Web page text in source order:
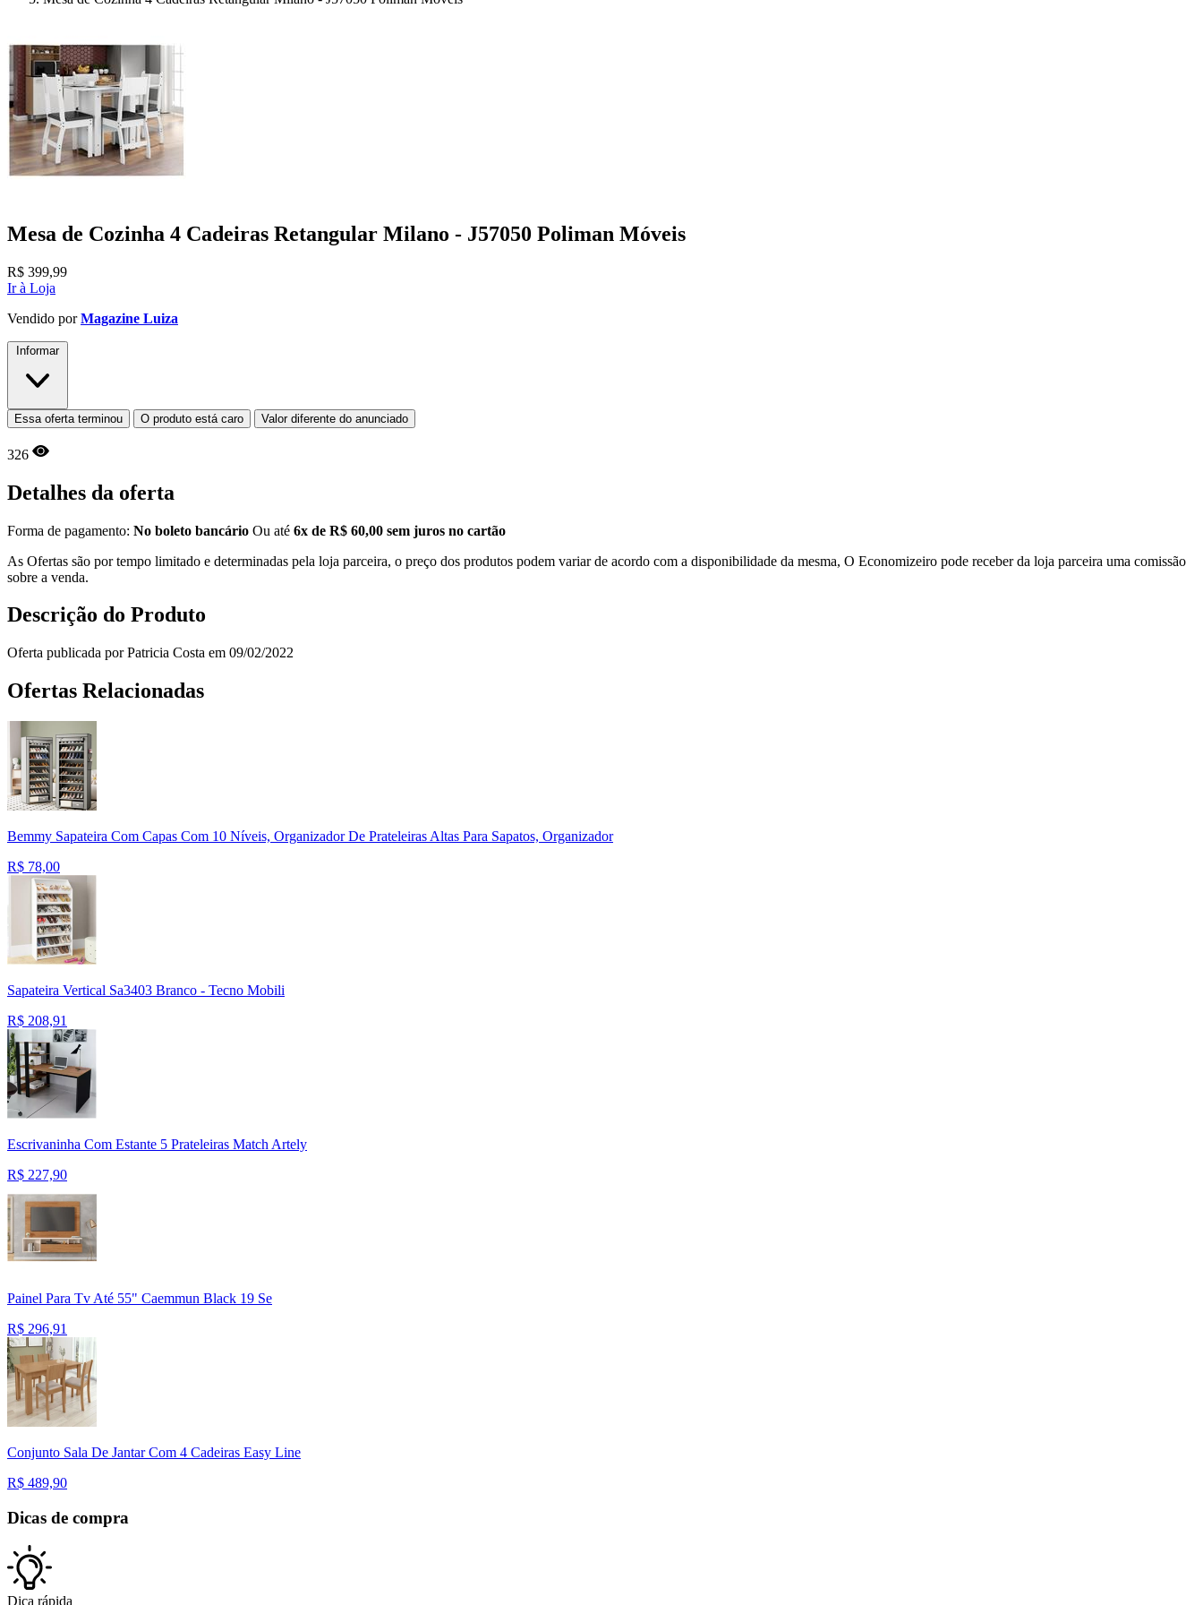
Mesa de Cozinha 4 Cadeiras Retangular Milano - J57050 Poliman Móveis
R$ 399,99
Ir à Loja
Vendido porMagazine Luiza
Informar
Essa oferta terminou O produto está caro Valor diferente do anunciado
326
Detalhes da oferta
Forma de pagamento: No boleto bancário Ou até 6x de R$ 60,00 sem juros no cartão
As Ofertas são por tempo limitado e determinadas pela loja parceira, o preço dos produtos podem variar de acordo com a disponibilidade da mesma, O Economizeiro pode receber da loja parceira uma comissão
sobre a venda.
Descrição do Produto
Oferta publicada por Patricia Costa em 09/02/2022
Ofertas Relacionadas
Bemmy Sapateira Com Capas Com 10 Níveis, Organizador De Prateleiras Altas Para Sapatos, Organizador
R$ 78,00
Sapateira Vertical Sa3403 Branco - Tecno Mobili
R$ 208,91
Escrivaninha Com Estante 5 Prateleiras Match Artely
R$ 227,90
Painel Para Tv Até 55" Caemmun Black 19 Se
R$ 296,91
Conjunto Sala De Jantar Com 4 Cadeiras Easy Line
R$ 489,90
Dicas de compra
Dica rápida